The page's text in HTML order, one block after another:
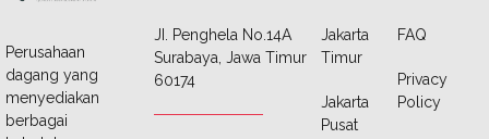
Perusahaan
dagang yang
menyediakan
berbagai
JI. Penghela No.14A
Surabaya, Jawa Timur
60174
Jakarta
Timur
Jakarta
Pusat
FAQ
Privacy
Policy